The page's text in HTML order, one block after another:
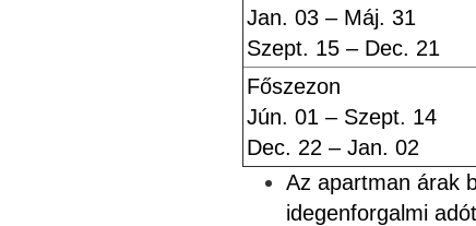
Jan. 03 – Máj. 31
Szept. 15 – Dec. 21
Főszezon
Jún. 01 – Szept. 14
Dec. 22 – Jan. 02
Az apartman árak
idegenforgalmi